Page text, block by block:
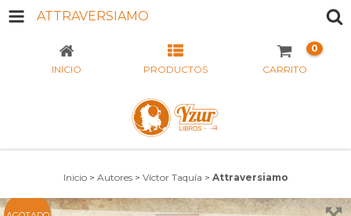
ATTRAVERSIAMO
INICIO PRODUCTOS CARRITO
0
Inicio > Autores > Víctor Taquía > Attraversiamo